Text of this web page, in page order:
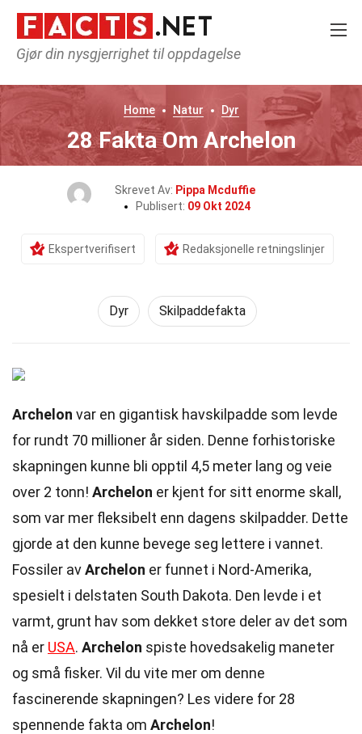
Gjør din nysgjerrighet til oppdagelse
Home Natur Dyr
28 Fakta Om Archelon
Skrevet Av: Pippa Mcduffie
Publisert: 09 Okt 2024
Ekspertverifisert Redaksjonelle retningslinjer
Dyr Skilpaddefakta
Archelon var en gigantisk havskilpadde som levde
for rundt 70 millioner år siden. Denne forhistoriske
skapningen kunne bli opptil 4,5 meter lang og veie
over 2 tonn! Archelon er kjent for sitt enorme skall,
som var mer fleksibelt enn dagens skilpadder. Dette
gjorde at den kunne bevege seg lettere i vannet.
Fossiler avArchelon er funnet i Nord-Amerika,
spesielt i delstaten South Dakota. Den levde i et
varmt, grunt hav som dekket store deler av det som
nå er USA. Archelon spiste hovedsakelig maneter
og små fisker. Vil du vite mer om denne
fascinerende skapningen? Les videre for 28
spennende fakta om Archelon!